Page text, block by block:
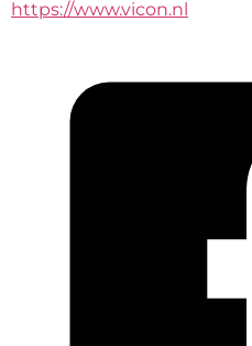
https://www.vicon.nl